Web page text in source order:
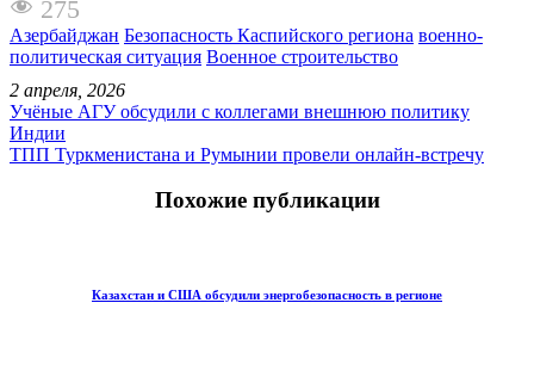
275
Азербайджан Безопасность Каспийского региона военно-
политическая ситуация Военное строительство
2 апреля, 2026
Учёные АГУ обсудили с коллегами внешнюю политику
Индии
ТПП Туркменистана и Румынии провели онлайн-встречу
Похожие публикации
Казахстан и США обсудили энергобезопасность в регионе